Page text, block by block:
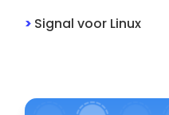
> Signalvoor Linux